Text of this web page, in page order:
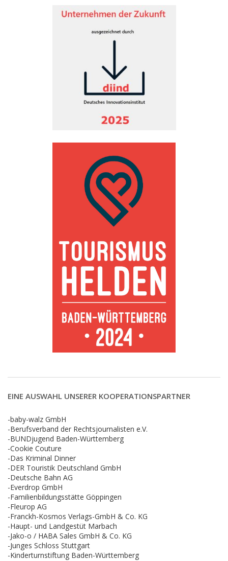
EINE AUSWAHL UNSERER KOOPERATIONSPARTNER
-baby-walz GmbH
-Berufsverband der Rechtsjournalisten e.V.
-BUNDjugend Baden-Württemberg
-Cookie Couture
-Das Kriminal Dinner
-DER Touristik Deutschland GmbH
-Deutsche Bahn AG
-Everdrop GmbH
-Familienbildungsstätte Göppingen
-Fleurop AG
-Franckh-Kosmos Verlags-GmbH & Co. KG
-Haupt- und Landgestüt Marbach
-Jako-o / HABA Sales GmbH & Co. KG
-Junges Schloss Stuttgart
-Kinderturnstiftung Baden-Württemberg